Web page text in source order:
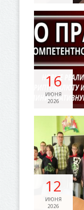
16
ИЮНЯ
2026
12
ИЮНЯ
2026